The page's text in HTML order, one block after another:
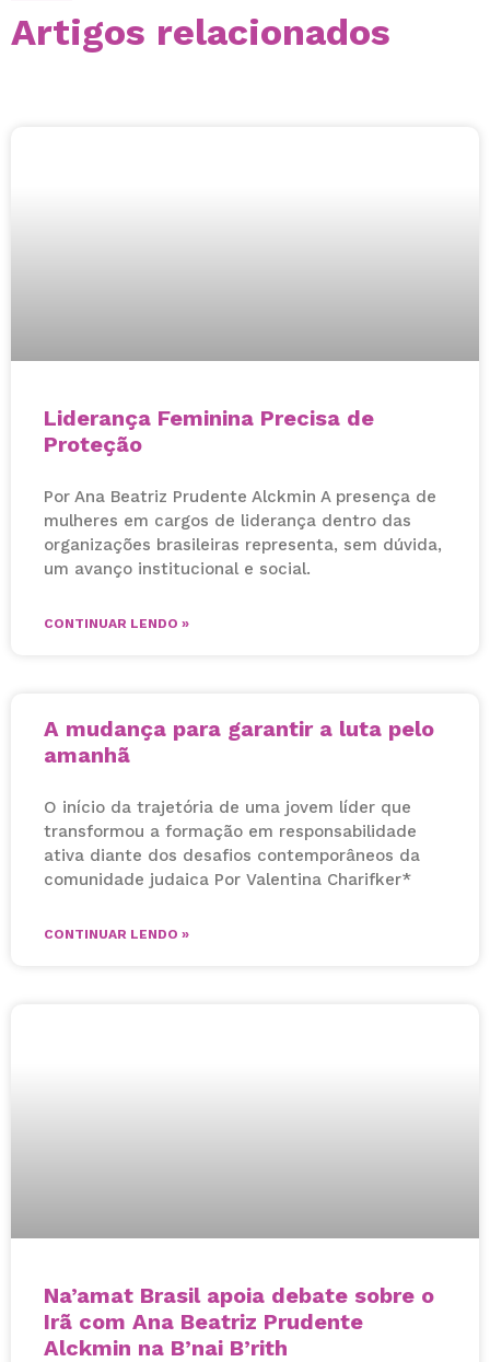
Artigos relacionados
Liderança Feminina Precisa de
Proteção
Por Ana Beatriz Prudente Alckmin A presença de
mulheres em cargos de liderança dentro das
organizações brasileiras representa, sem dúvida,
um avanço institucional e social.
CONTINUAR LENDO »
A mudança para garantir a luta pelo
amanhã
O início da trajetória de uma jovem líder que
transformou a formação em responsabilidade
ativa diante dos desafios contemporâneos da
comunidade judaica Por Valentina Charifker*
CONTINUAR LENDO »
Na’amat Brasil apoia debate sobre o
Irã com Ana Beatriz Prudente
Alckmin na B’nai B’rith